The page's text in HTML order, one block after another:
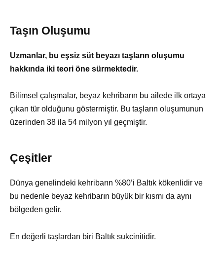
Taşın Oluşumu
Uzmanlar, bu eşsiz süt beyazı taşların oluşumu
hakkında iki teori öne sürmektedir.
Bilimsel çalışmalar, beyaz kehribarın bu ailede ilk ortaya
çıkan tür olduğunu göstermiştir. Bu taşların oluşumunun
üzerinden 38 ila 54 milyon yıl geçmiştir.
Çeşitler
Dünya genelindeki kehribarın %80’i Baltık kökenlidir ve
bu nedenle beyaz kehribarın büyük bir kısmı da aynı
bölgeden gelir.
En değerli taşlardan biri Baltık sukcinitidir.